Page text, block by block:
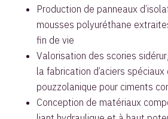
Production de panneaux
mousses polyuréthane
fin de vie
Valorisation des scories
la fabrication d’aciers
pouzzolanique pour ciments
Conception de matériaux